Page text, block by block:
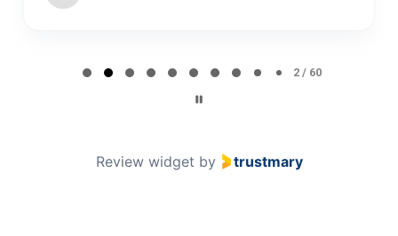
2 / 60
Review widget by trustmary